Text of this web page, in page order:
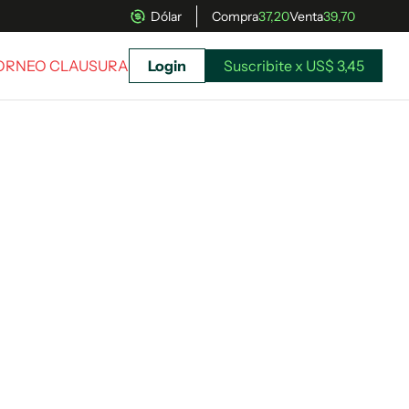
Dólar Compra37,20Venta39,70
CLAUSURA Login Suscribite x US$ 3,45